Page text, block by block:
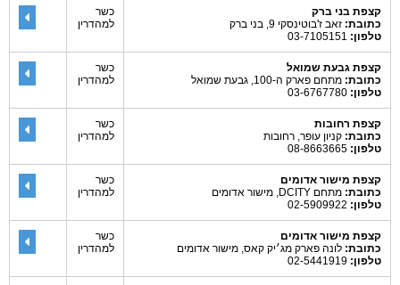
קצפת בני ברק
כתובת: זאב ז'בוטינסקי 9, בני ברק
טלפון:
כשר
למהדרין
קצפת גבעת שמואל
כתובת: מתחם פארק ה-100, גבעת שמואל
טלפון:
כשר
למהדרין
קצפת רחובות
כתובת: קניון עופר, רחובות
טלפון:
כשר
למהדרין
קצפת מישור אדומים
כתובת: מתחם DCITY, מישור אדומים
טלפון:
כשר
למהדרין
קצפת מישור אדומים
כתובת: לונה פארק מג׳יק קאס, מישור אדומים
טלפון:
כשר
למהדרין